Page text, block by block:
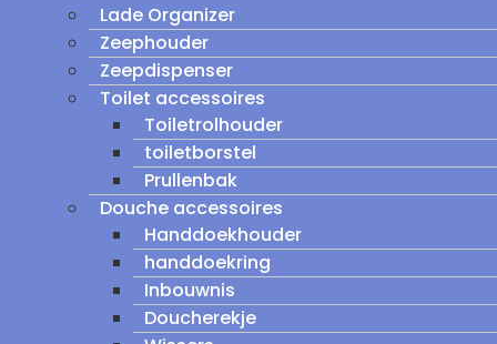
Lade Organizer
Zeephouder
Zeepdispenser
Toilet accessoires
Toiletrolhouder
toiletborstel
Prullenbak
Douche accessoires
Handdoekhouder
handdoekring
Inbouwnis
Doucherekje